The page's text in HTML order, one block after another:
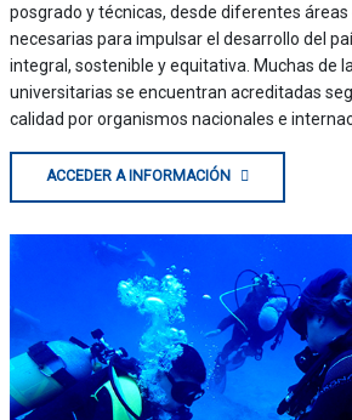
posgrado y técnicas, desde diferentes
necesarias para impulsar el desarrollo del
integral, sostenible y equitativa. Muchas de
universitarias se encuentran acreditadas
calidad por organismos nacionales e
ACCEDER A INFORMACIÓN